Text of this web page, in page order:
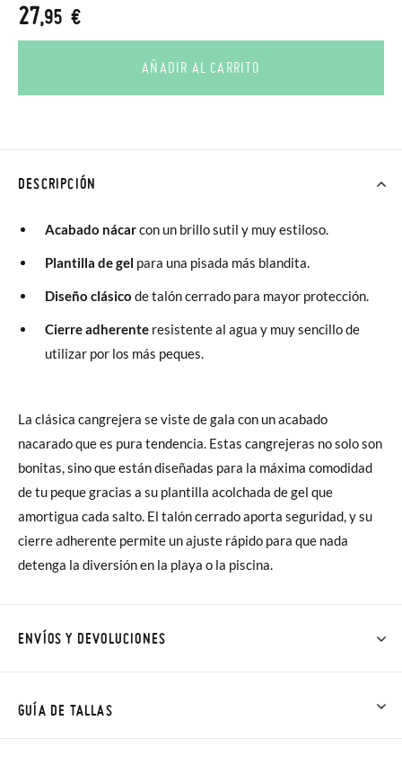
27,95 €
AÑADIR AL CARRITO
DESCRIPCIÓN
Acabado nácarcon un brillo sutil y muy estiloso.
Plantilla de gel para una pisada más blandita.
Diseño clásico de talón cerrado para mayor protección.
Cierre adherente resistente al agua y muy sencillo de
utilizar por los más peques.
La clásica cangrejera se viste de gala con un acabado
nacarado que es pura tendencia. Estas cangrejeras no solo son
bonitas, sino que están diseñadas para la máxima comodidad
de tu peque gracias a su plantilla acolchada de gel que
amortigua cada salto. El talón cerrado aporta seguridad, y su
cierre adherente permite un ajuste rápido para que nada
detenga la diversión en la playa o la piscina.
ENVÍOS Y DEVOLUCIONES
Talla/Color también son GRATIS y puedes realizarlos hasta en
GUÍA DE TALLAS